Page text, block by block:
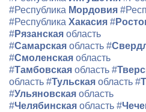
#Республика Мордовия
#Республика Хакасия #
#Рязанская область
#Самарская область #
#Смоленская область
#Тамбовская область #
область #Тульская область #
#Ульяновская область
#Челябинская область #